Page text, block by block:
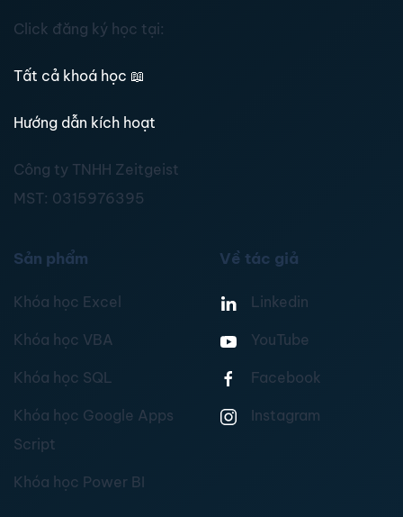
Click đăng ký học tại:
Tất cả khoá học 📖
Hướng dẫn kích hoạt
Công ty TNHH Zeitgeist
MST: 0315976395
Sản phẩm
Khóa học Excel
Khóa học VBA
Khóa học SQL
Khóa học Google Apps
Script
Khóa học Power BI
Về tác giả
Linkedin
YouTube
Facebook
Instagram